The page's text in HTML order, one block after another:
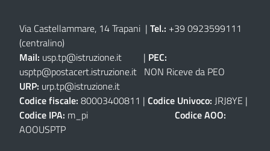
Via Castellammare, 14 Trapani | Tel.: +39 0923599111
(centralino)
Mail: usp.tp@istruzione.it | PEC:
usptp@postacert.istruzione.it NON Riceve da PEO
URP: urp.tp@istruzione.it
Codice fiscale: 80003400811 | Codice Univoco: JRJ8YE |
Codice IPA: m_pi Codice AOO:
AOOUSPTP